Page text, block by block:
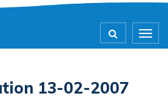
13-02-2007